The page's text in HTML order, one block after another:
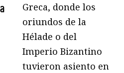
Greca, donde los
oriundos de la
Hélade o del
Imperio Bizantino
tuvieron asiento en